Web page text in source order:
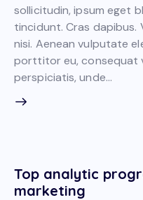
sollicitudin, ipsum eget
tincidunt. Cras dapibus.
nisi. Aenean vulputate
porttitor eu, consequat
perspiciatis, unde…
Top analytic
marketing